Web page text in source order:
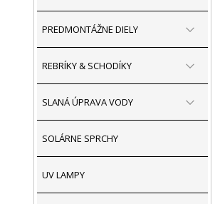
PREDMONTÁŽNE DIELY
REBRÍKY & SCHODÍKY
SLANÁ ÚPRAVA VODY
SOLÁRNE SPRCHY
UV LAMPY